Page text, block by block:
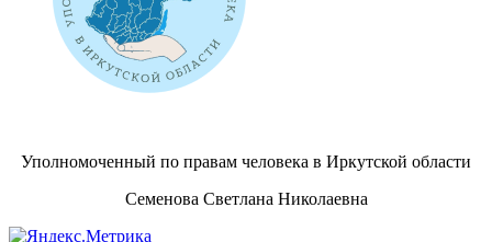
Уполномоченный по правам человека в Иркутской области
Семенова Светлана Николаевна